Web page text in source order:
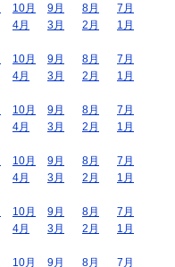
10月 9月 8月
7月
4月 3月 2月
1月
10月 9月 8月
7月
4月 3月 2月
1月
10月 9月 8月
7月
4月 3月 2月
1月
10月 9月 8月
7月
4月 3月 2月
1月
10月 9月 8月
7月
4月 3月 2月
1月
10月 9月 8月 7月